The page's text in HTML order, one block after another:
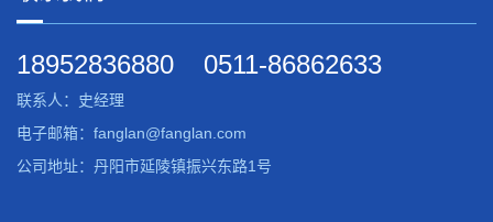
18952836880 0511-86862633
联系人：史经理
电子邮箱：fanglan@fanglan.com
公司地址：丹阳市延陵镇振兴东路1号